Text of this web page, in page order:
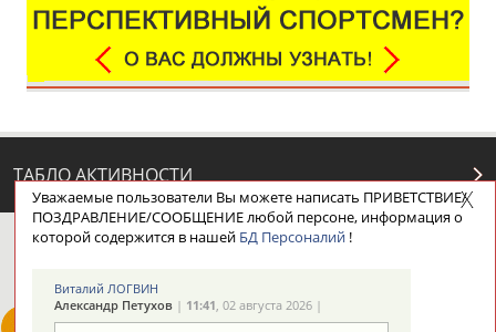
ТАБЛО АКТИВНОСТИ
ЦЕЛИ ПРОЕКТА НАШИ КНОПКИ
Уважаемые пользователи Вы можете написать ПРИВЕТСТВИЕ/
ПОЗДРАВЛЕНИЕ/СООБЩЕНИЕ любой персоне, информация о
которой содержится в нашей БД Персоналий!
Виталий ЛОГВИН
Александр Петухов| 11:41, 02 августа 2026 |